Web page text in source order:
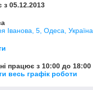
05.12.2013
Іванова, 5, Одеса, Україна
працює з 10:00 до 18:00
весь графік роботи